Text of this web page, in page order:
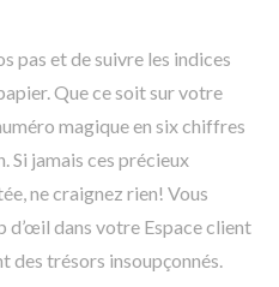
pas et de suivre les indices
Que ce soit sur votre
magique en six chiffres
Si jamais ces précieux
ne craignez rien! Vous
d’œil dans votre Espace client
des trésors insoupçonnés.